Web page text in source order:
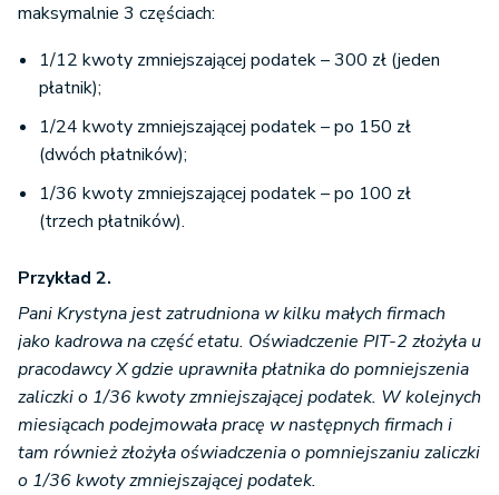
maksymalnie 3 częściach:
1/12 kwoty zmniejszającej podatek – 300 zł (jeden
płatnik);
1/24 kwoty zmniejszającej podatek – po 150 zł
(dwóch płatników);
1/36 kwoty zmniejszającej podatek – po 100 zł
(trzech płatników).
Przykład 2.
Pani Krystyna jest zatrudniona w kilku małych firmach
jako kadrowa na część etatu. Oświadczenie PIT-2 złożyła u
pracodawcy X gdzie uprawniła płatnika do pomniejszenia
zaliczki o 1/36 kwoty zmniejszającej podatek. W kolejnych
miesiącach podejmowała pracę w następnych firmach i
tam również złożyła oświadczenia o pomniejszaniu zaliczki
o 1/36 kwoty zmniejszającej podatek.